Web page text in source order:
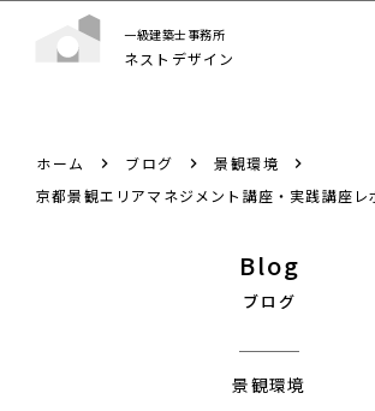
一級建築士事務所
ネストデザイン
ホーム ブログ
景観環境
京都景観エリアマネジメント講座・実践講座レ
Blog
ブログ
景観環境